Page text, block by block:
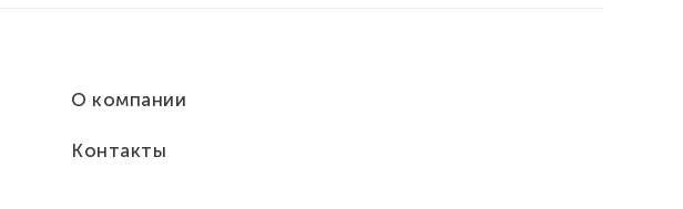
О компании
Контакты